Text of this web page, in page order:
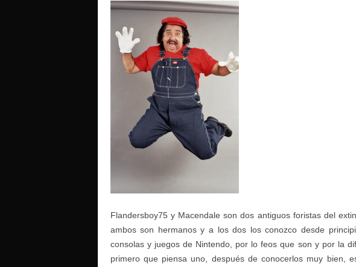
Flandersboy75 y Macendale son dos antiguos foristas del
ambos son hermanos y a los dos los conozco desde
consolas y juegos de Nintendo, por lo feos que son y por la
primero que piensa uno, después de conocerlos muy bien,